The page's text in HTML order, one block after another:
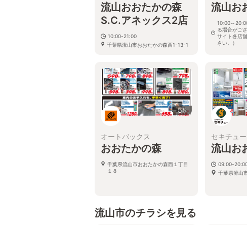
流山おおたかの森
S.C.アネックス2店
10:00-21:00
千葉県流山市おおたかの森西1-13-1
流山お
10:00～
る場合がご
サイト各店
さい。）
5枚
オートバックス
おおたかの森
千葉県流山市おおたかの森西１丁目
１８
セキチュー
流山お
09:00-
千葉県流山
流山市のチラシを見る